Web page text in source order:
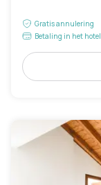
Gratis annulering
Betaling in het hotel